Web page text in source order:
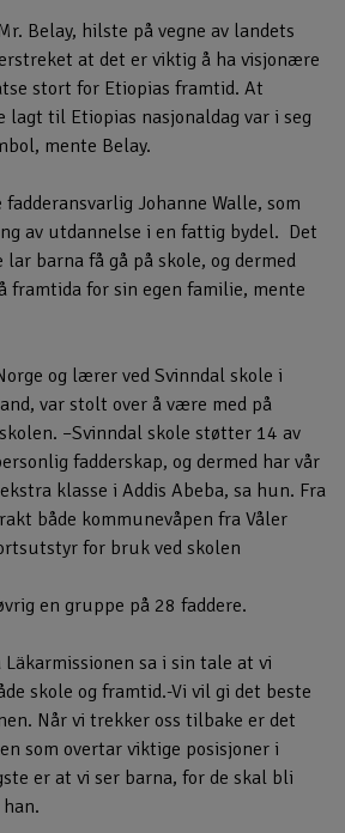
Belay, hilste på vegne av landets
at det er viktig å ha visjonære
stort for Etiopias framtid. At
lagt til Etiopias nasjonaldag var i seg
mente Belay.
fadderansvarlig Johanne Walle, som
av utdannelse i en fattig bydel. Det
barna få gå på skole, og dermed
framtida for sin egen familie, mente
og lærer ved Svinndal skole i
var stolt over å være med på
–Svinndal skole støtter 14 av
fadderskap, og dermed har vår
klasse i Addis Abeba, sa hun. Fra
både kommunevåpen fra Våler
for bruk ved skolen
en gruppe på 28 faddere.
sa i sin tale at vi
skole og framtid.-Vi vil gi det beste
Når vi trekker oss tilbake er det
som overtar viktige posisjoner i
er at vi ser barna, for de skal bli